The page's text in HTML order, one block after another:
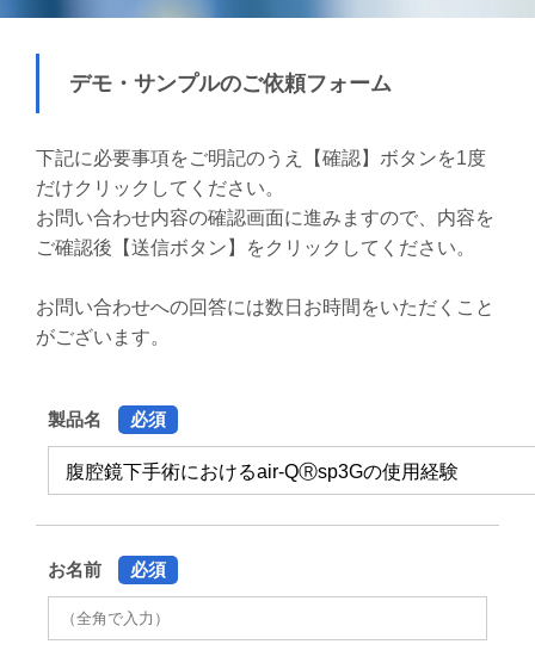
デモ・サンプルのご依頼フォーム
下記に必要事項をご明記のうえ【確認】ボタンを1度
だけクリックしてください。
お問い合わせ内容の確認画面に進みますので、内容を
ご確認後【送信ボタン】をクリックしてください。
お問い合わせへの回答には数日お時間をいただくこと
がございます。
製品名 必須
お名前 必須